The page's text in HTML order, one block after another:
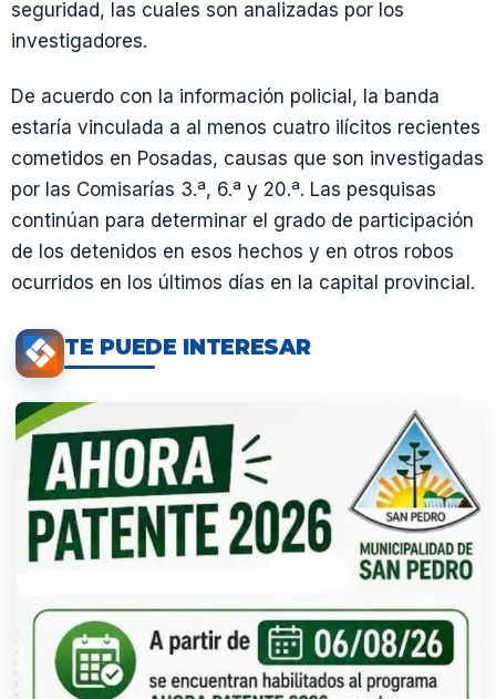
seguridad, las cuales son analizadas por los
investigadores.
De acuerdo con la información policial, la banda
estaría vinculada a al menos cuatro ilícitos recientes
cometidos en Posadas, causas que son investigadas
por las Comisarías 3.ª, 6.ª y 20.ª. Las pesquisas
continúan para determinar el grado de participación
de los detenidos en esos hechos y en otros robos
ocurridos en los últimos días en la capital provincial.
TE PUEDE INTERESAR